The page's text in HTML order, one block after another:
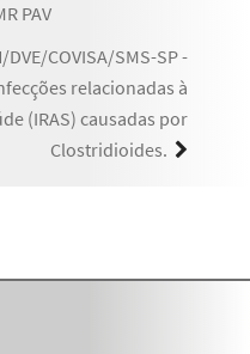
PAV
COVISA/SMS-SP -
relacionadas à
(IRAS) causadas por
Clostridioides.